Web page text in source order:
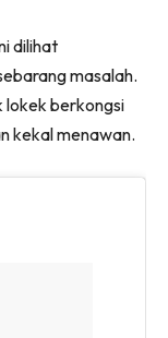
dilihat
masalah.
lokek berkongsi
kekal menawan.